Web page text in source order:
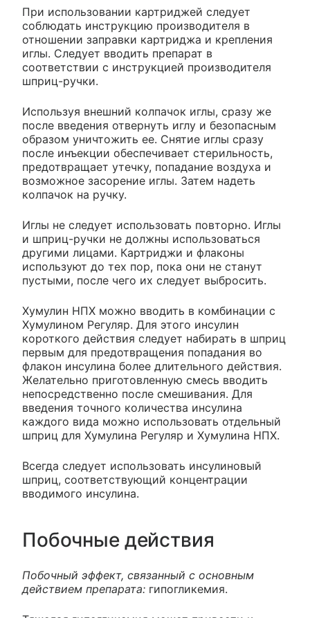
При использовании картриджей следует
соблюдать инструкцию производителя в
отношении заправки картриджа и крепления
иглы. Следует вводить препарат в
соответствии с инструкцией производителя
шприц-ручки.
Используя внешний колпачок иглы, сразу же
после введения отвернуть иглу и безопасным
образом уничтожить ее. Снятие иглы сразу
после инъекции обеспечивает стерильность,
предотвращает утечку, попадание воздуха и
возможное засорение иглы. Затем надеть
колпачок на ручку.
Иглы не следует использовать повторно. Иглы
и шприц-ручки не должны использоваться
другими лицами. Картриджи и флаконы
используют до тех пор, пока они не станут
пустыми, после чего их следует выбросить.
Хумулин НПХ можно вводить в комбинации с
Хумулином Регуляр. Для этого инсулин
короткого действия следует набирать в шприц
первым для предотвращения попадания во
флакон инсулина более длительного действия.
Желательно приготовленную смесь вводить
непосредственно после смешивания. Для
введения точного количества инсулина
каждого вида можно использовать отдельный
шприц для Хумулина Регуляр и Хумулина НПХ.
Всегда следует использовать инсулиновый
шприц, соответствующий концентрации
вводимого инсулина.
Побочные действия
Побочный эффект, связанный с основным
действием препарата: гипогликемия.